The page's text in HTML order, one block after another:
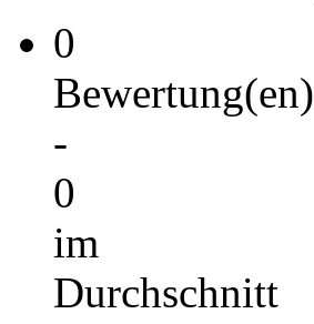
0
Bewertung(en)
-
0
im
Durchschnitt